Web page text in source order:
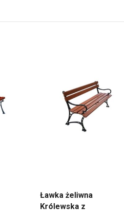
Ławka żeliwna
Królewska z